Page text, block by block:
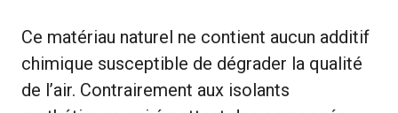
Ce matériau naturel ne contient aucun additif
chimique susceptible de dégrader la qualité
de l’air. Contrairement aux isolants